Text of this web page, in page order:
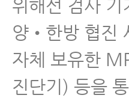
위해선 검사
양•한방 협진
자체 보유한
진단기) 등을